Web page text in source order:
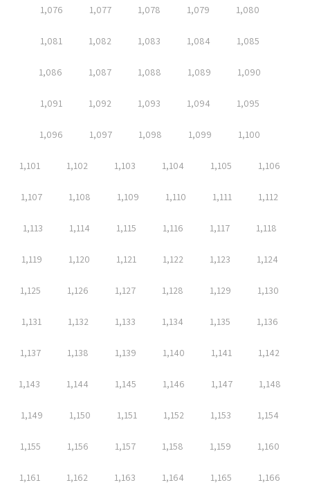
1,076 1,077 1,078 1,079 1,080
1,081 1,082 1,083 1,084 1,085
1,086 1,087 1,088 1,089 1,090
1,091 1,092 1,093 1,094 1,095
1,096 1,097 1,098 1,099 1,100
1,101 1,102 1,103 1,104 1,105 1,106
1,107 1,108 1,109 1,110 1,111 1,112
1,113 1,114 1,115 1,116 1,117 1,118
1,119 1,120 1,121 1,122 1,123 1,124
1,125 1,126 1,127 1,128 1,129 1,130
1,131 1,132 1,133 1,134 1,135 1,136
1,137 1,138 1,139 1,140 1,141 1,142
1,143 1,144 1,145 1,146 1,147 1,148
1,149 1,150 1,151 1,152 1,153 1,154
1,155 1,156 1,157 1,158 1,159 1,160
1,161 1,162 1,163 1,164 1,165 1,166